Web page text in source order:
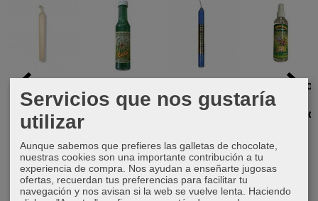
11 cm
0,60 €
ritual ruda
perfumada
de romero
Ambientador
éxito,
prosperidad
9,00 €
Servicios que nos gustaría
utilizar
Aunque sabemos que prefieres las galletas de chocolate,
nuestras cookies son una importante contribución a tu
experiencia de compra. Nos ayudan a enseñarte jugosas
ofertas, recuerdan tus preferencias para facilitar tu
navegación y nos avisan si la web se vuelve lenta. Haciendo